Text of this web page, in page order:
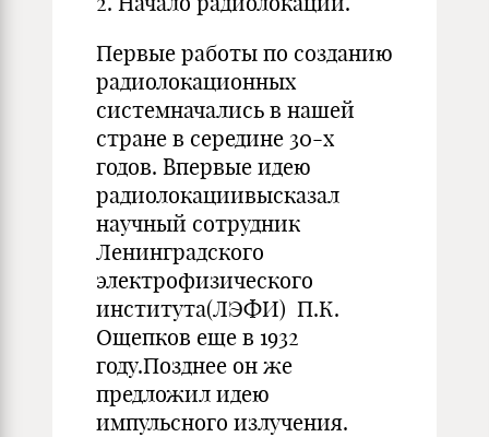
Первые работы по созданию
радиолокационных
системначались в нашей
стране в середине 30-х
годов. Впервые идею
радиолокациивысказал
научный сотрудник
Ленинградского
электрофизического
института(ЛЭФИ) П.К.
Ощепков еще в 1932
году.Позднее он же
предложил идею
импульсного излучения.